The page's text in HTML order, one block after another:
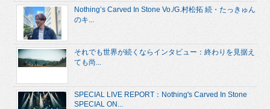
Nothing’s Carved In Stone Vo./G.村松拓 続・たっきゅん
のキ...
それでも世界が続くならインタビュー：終わりを見据え
ても尚...
SPECIAL LIVE REPORT：Nothing's Carved In Stone
SPECIAL ON...